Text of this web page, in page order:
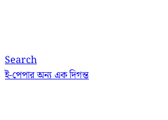
Search
ই-পেপারঅন্য এক দিগন্ত